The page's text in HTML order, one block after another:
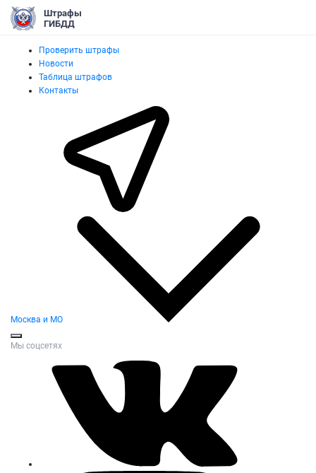
Штрафы
ГИБДД
Проверить штрафы
Новости
Таблица штрафов
Контакты
Москва и МО
Мы соцсетях